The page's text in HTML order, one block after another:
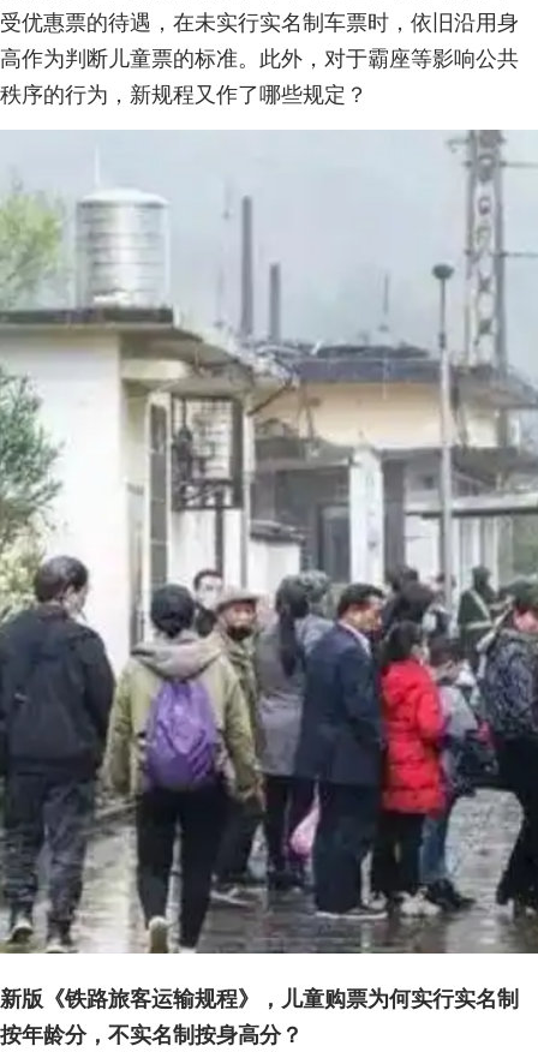
受优惠票的待遇，在未实行实名制车票时，依旧沿用身
高作为判断儿童票的标准。此外，对于霸座等影响公共
秩序的行为，新规程又作了哪些规定？
新版《铁路旅客运输规程》，儿童购票为何实行实名制
按年龄分， 不实名制按身高分？